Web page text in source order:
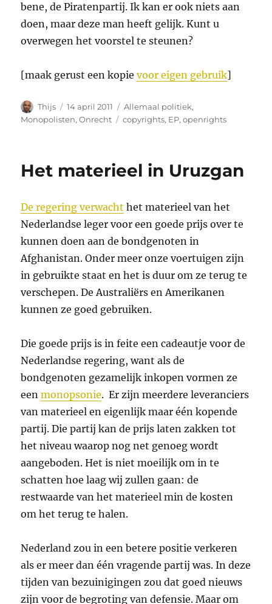
bene, de Piratenpartij. Ik kan er ook niets aan
doen, maar deze man heeft gelijk. Kunt u
overwegen het voorstel te steunen?
[maak gerust een kopievoor eigen gebruik]
Auteur
Thijs
Geplaatst
op
14 april 2011 Categorieën
Allemaal politiek,
Monopolisten,Onrecht Tags
copyrights, EP,openrights
Het materieel in Uruzgan
De regering verwacht het materieel van het
Nederlandse leger voor een goede prijs over te
kunnen doen aan de bondgenoten in
Afghanistan. Onder meer onze voertuigen zijn
in gebruikte staat en het is duur om ze terug te
verschepen. De Australiërs en Amerikanen
kunnen ze goed gebruiken.
Die goede prijs is in feite een cadeautje voor de
Nederlandse regering, want als de
bondgenoten gezamelijk inkopen vormen ze
eenmonopsonie. Er zijn meerdere leveranciers
van materieel en eigenlijk maar één kopende
partij. Die partij kan de prijs laten zakken tot
het niveau waarop nog net genoeg wordt
aangeboden. Het is niet moeilijk om in te
schatten hoe laag wij zullen gaan: de
restwaarde van het materieel min de kosten
om het terug te halen.
Nederland zou in een betere positie verkeren
als er meer dan één vragende partij was. In deze
tijden van bezuinigingen zou dat goed nieuws
zijn voor de begroting van defensie. Maar om